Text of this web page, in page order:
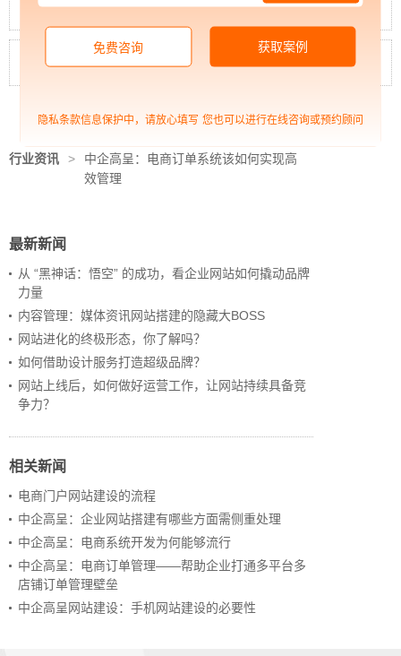
中企高呈：企业数字化电商趋势不可逆转
中企高呈：如何做好电商运营工作?
行业资讯 >
中企高呈：电商订单系统该如何实现高
效管理
最新新闻
从 “黑神话：悟空” 的成功，看企业网站如何撬动品牌
力量
内容管理：媒体资讯网站搭建的隐藏大BOSS
网站进化的终极形态，你了解吗？
如何借助设计服务打造超级品牌？
网站上线后，如何做好运营工作，让网站持续具备竞
争力？
相关新闻
电商门户网站建设的流程
中企高呈：企业网站搭建有哪些方面需侧重处理
中企高呈：电商系统开发为何能够流行
中企高呈：电商订单管理——帮助企业打通多平台多
店铺订单管理壁垒
中企高呈网站建设：手机网站建设的必要性
免费咨询 获取案例
隐私条款信息保护中，请放心填写 您也可以进行在线咨询或预约顾问